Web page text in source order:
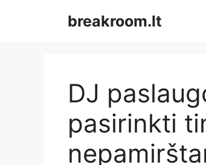
breakroom.lt
DJ
pasirinkti